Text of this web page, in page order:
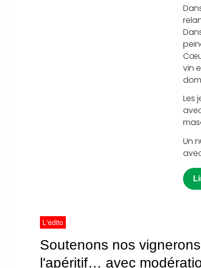
vin
Les
Un
L'édito
Soutenons nos
l'apéritif… avec